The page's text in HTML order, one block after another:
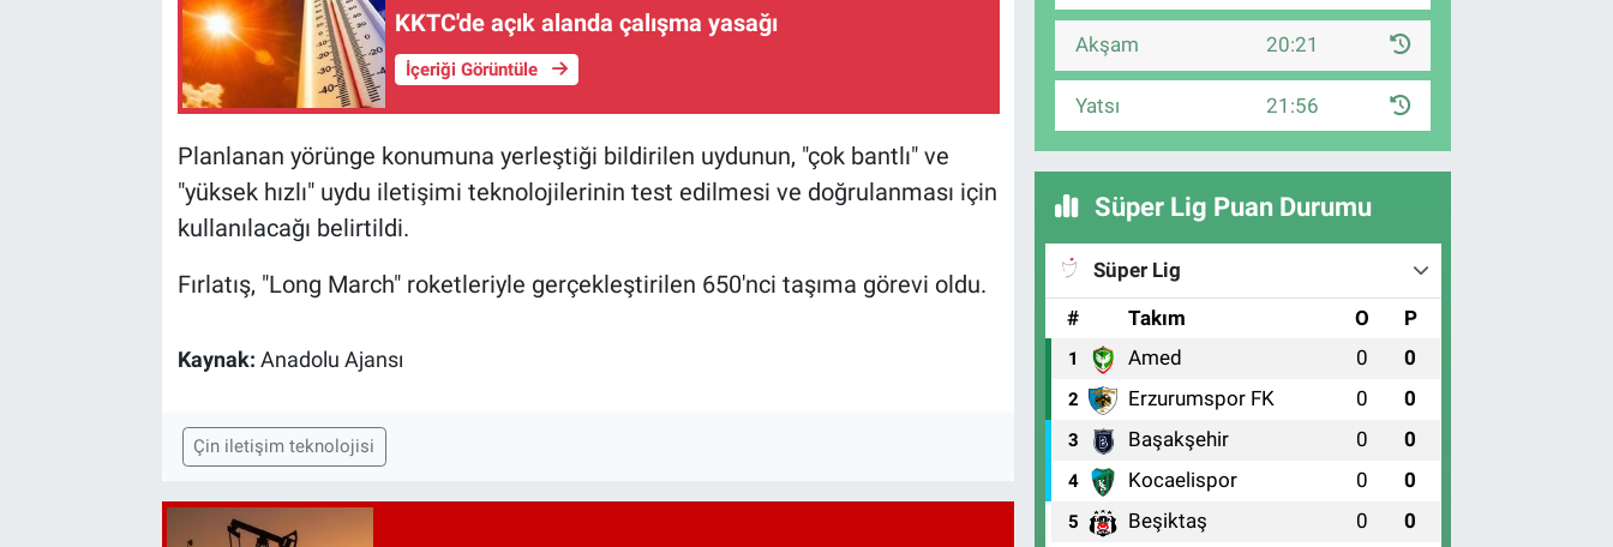
KKTC'de açık alanda çalışma yasağı
İçeriği Görüntüle
Planlanan yörünge konumuna yerleştiği bildirilen uydunun, "çok bantlı" ve
"yüksek hızlı" uydu iletişimi teknolojilerinin test edilmesi ve doğrulanması için
kullanılacağı belirtildi.
Fırlatış, "Long March" roketleriyle gerçekleştirilen 650'nci taşıma görevi oldu.
Kaynak: Anadolu Ajansı
Çin iletişim teknolojisi
Akşam 20:21
Yatsı 21:56
Süper Lig Puan Durumu
Süper Lig
#
Takım O P
1 Amed 0 0
2 Erzurumspor FK 0 0
3 Başakşehir 0 0
4 Kocaelispor 0 0
5 Beşiktaş 0 0